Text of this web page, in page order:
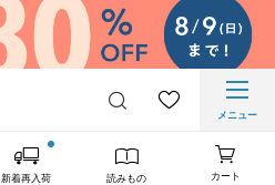
メニュー
新着再入荷 読みもの カート